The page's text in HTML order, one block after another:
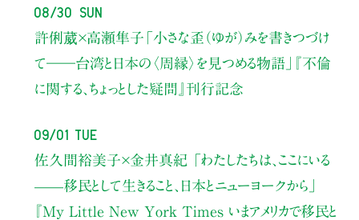
08/30 Sun
許俐葳×高瀬隼子 「小さな歪（ゆが）みを書きつづけ
て――台湾と日本の〈周縁〉を見つめる物語」
『不倫
に関する、ちょっとした疑問』刊行記念
09/01 Tue
佐久間裕美子×金井真紀 「わたしたちは、ここにいる
——移民として生きること、日本とニューヨークから」
『My Little New York Times いまアメリカで移民と